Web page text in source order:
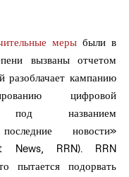
меры были в
вызваны отчетом
разоблачает кампанию
цифровой
под названием
новости»
News, RRN). RRN
пытается подорвать